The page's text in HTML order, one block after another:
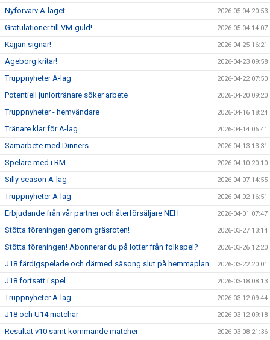
Nyförvärv A-laget 2026-05-04 20:53
Gratulationer till VM-guld! 2026-05-04 14:07
Kajjan signar! 2026-04-25 16:21
Ageborg kritar! 2026-04-23 09:58
Truppnyheter A-lag 2026-04-22 07:50
Potentiell juniortränare söker arbete 2026-04-20 09:20
Truppnyheter - hemvändare 2026-04-16 18:24
Tränare klar för A-lag 2026-04-14 06:41
Samarbete med Dinners 2026-04-13 13:31
Spelare med i RM 2026-04-10 20:10
Silly season A-lag 2026-04-07 14:55
Truppnyheter A-lag 2026-04-02 16:51
Erbjudande från vår partner och återförsäljare NEH 2026-04-01 07:47
Stötta föreningen genom gräsroten! 2026-03-27 13:14
Stötta föreningen! Abonnerar du på lotter från folkspel? 2026-03-26 12:20
J18 färdigspelade och därmed säsong slut på hemmaplan. 2026-03-22 20:01
J18 fortsatt i spel 2026-03-18 08:13
Truppnyheter A-lag 2026-03-12 09:44
J18 och U14 matchar 2026-03-12 09:18
Resultat v10 samt kommande matcher 2026-03-08 21:36